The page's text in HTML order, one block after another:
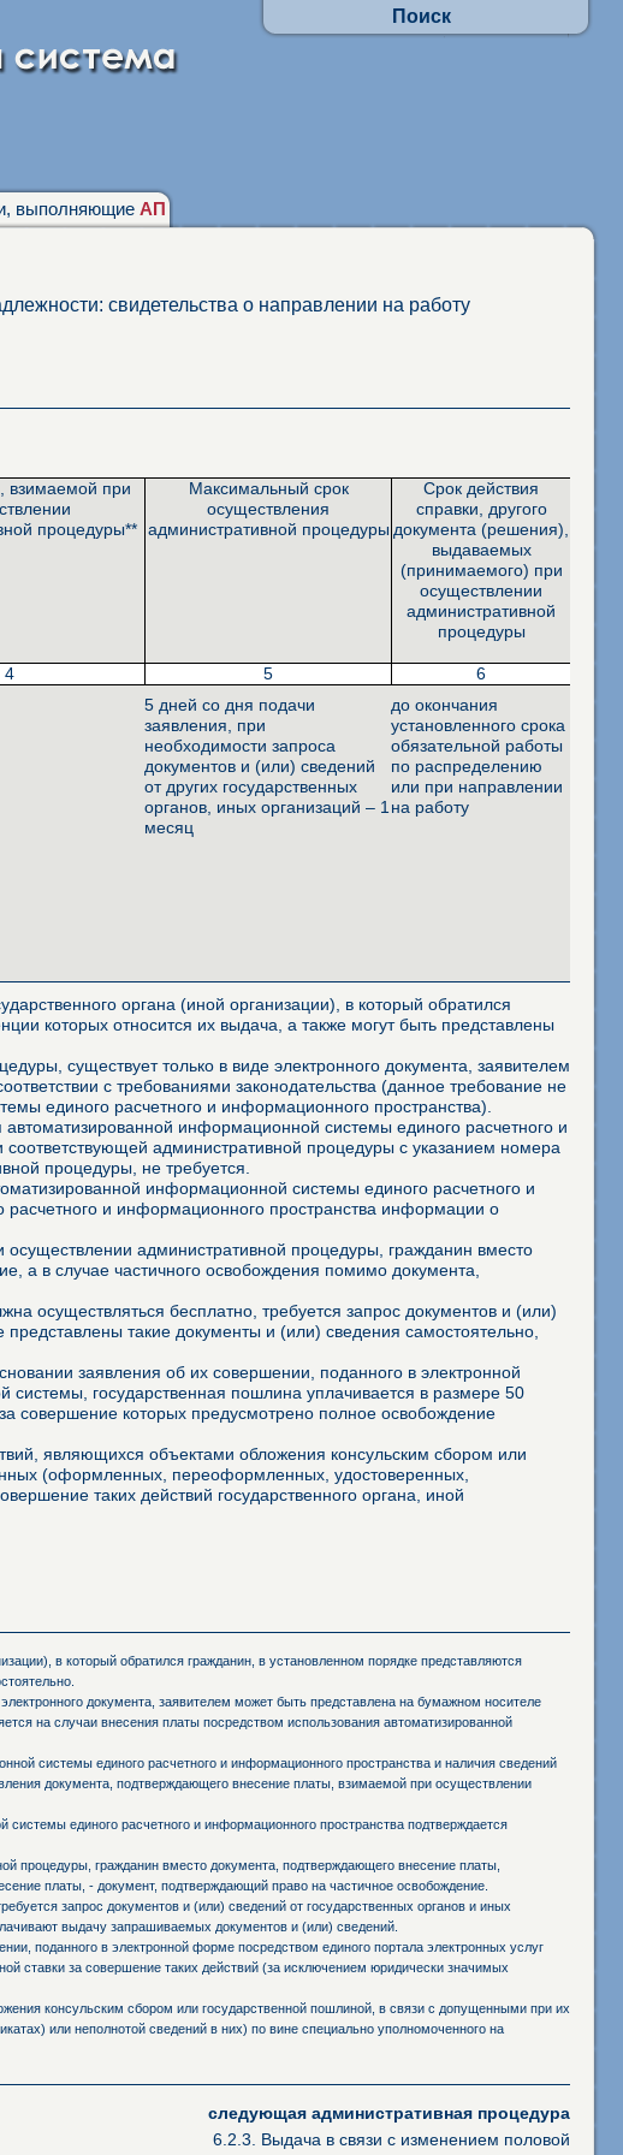
Поиск
выполняющие АП
свидетельства о направлении на работу
взимаемой при
процедуры**
Максимальный срок
осуществления
административной процедуры
Срок действия
справки, другого
документа (решения),
выдаваемых
(принимаемого) при
осуществлении
административной
процедуры
4 5 6
5 дней со дня подачи
заявления, при
необходимости запроса
документов и (или) сведений
от других государственных
органов, иных организаций – 1
месяц
до окончания
установленного срока
обязательной работы
по распределению
или при направлении
на работу
органа (иной организации), в который обратился
которых относится их выдача, а также могут быть представлены
существует только в виде электронного документа, заявителем
с требованиями законодательства (данное требование не
единого расчетного и информационного пространства).
информационной системы единого расчетного и
административной процедуры с указанием номера
процедуры, не требуется.
информационной системы единого расчетного и
и информационного пространства информации о
осуществлении административной процедуры, гражданин вместо
а в случае частичного освобождения помимо документа,
осуществляться бесплатно, требуется запрос документов и (или)
такие документы и (или) сведения самостоятельно,
заявления об их совершении, поданного в электронной
государственная пошлина уплачивается в размере 50
совершение которых предусмотрено полное освобождение
являющихся объектами обложения консульским сбором или
(оформленных, переоформленных, удостоверенных,
таких действий государственного органа, иной
в который обратился гражданин, в установленном порядке представляются
документа, заявителем может быть представлена на бумажном носителе
на случаи внесения платы посредством использования автоматизированной
системы единого расчетного и информационного пространства и наличия сведений
документа, подтверждающего внесение платы, взимаемой при осуществлении
единого расчетного и информационного пространства подтверждается
процедуры, гражданин вместо документа, подтверждающего внесение платы,
платы, - документ, подтверждающий право на частичное освобождение.
запрос документов и (или) сведений от государственных органов и иных
выдачу запрашиваемых документов и (или) сведений.
поданного в электронной форме посредством единого портала электронных услуг
ставки за совершение таких действий (за исключением юридически значимых
консульским сбором или государственной пошлиной, в связи с допущенными при их
или неполнотой сведений в них) по вине специально уполномоченного на
следующая административная процедура
6.2.3. Выдача в связи с изменением половой